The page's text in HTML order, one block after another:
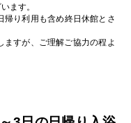
ます。
帰り利用も含め終日休館とさ
ますが、ご理解ご協力の程よ